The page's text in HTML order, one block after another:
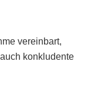
vereinbart,
konkludente